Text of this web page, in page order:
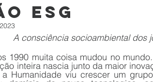
esg
A consciência socioambiental dos
1990 muita coisa mudou no
inteira nascia junto da maior
Humanidade viu crescer um